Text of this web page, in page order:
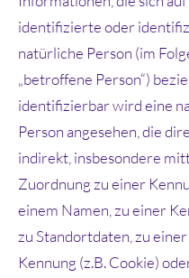
identifizierte oder
natürliche Person (im
„betroffene Person“)
identifizierbar wird eine
Person angesehen, die
indirekt, insbesondere
Zuordnung zu einer
einem Namen, zu einer
zu Standortdaten, zu
Kennung (z.B. Cookie)